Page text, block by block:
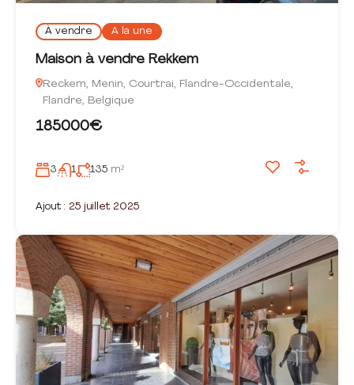
À vendre A la une
Maison à vendre Rekkem
Reckem, Menin, Courtrai, Flandre-Occidentale,
Flandre, Belgique
185000€
3 1 135 m²
Ajout : 25 juillet 2025